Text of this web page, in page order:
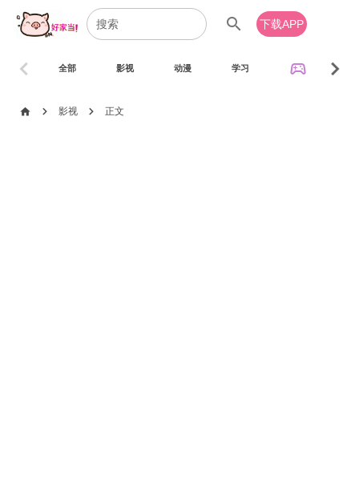
search 下载APP
全部 影视 动漫 学习 sports_esports
chevron_left chevron_right
home chevron_right 影视 chevron_right 正文